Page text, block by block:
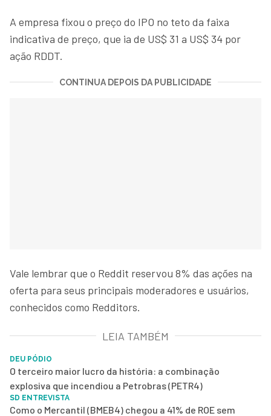
A empresa fixou o preço do IPO no teto da faixa
indicativa de preço, que ia de US$ 31 a US$ 34 por
ação RDDT.
CONTINUA DEPOIS DA PUBLICIDADE
Vale lembrar que o Reddit reservou 8% das ações na
oferta para seus principais moderadores e usuários,
conhecidos como Redditors.
LEIA TAMBÉM
DEU PÓDIO
O terceiro maior lucro da história: a combinação
explosiva que incendiou a Petrobras (PETR4)
SD ENTREVISTA
Como o Mercantil (BMEB4) chegou a 41% de ROE sem